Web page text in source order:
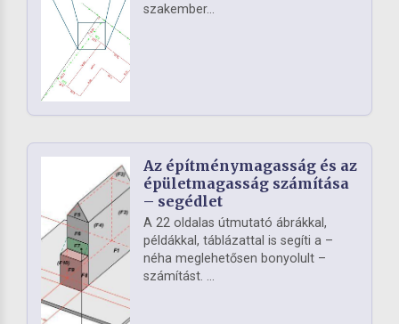
szakember...
Az építménymagasság és az
épületmagasság számítása
– segédlet
A 22 oldalas útmutató ábrákkal,
példákkal, táblázattal is segíti a –
néha meglehetősen bonyolult –
számítást. ...